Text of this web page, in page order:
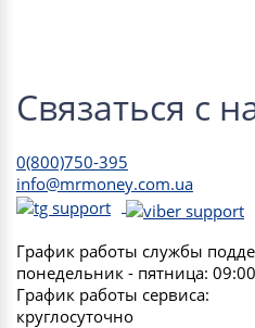
Связаться с
0(800)750-395
info@mrmoney.com.ua
График работы службы
понедельник - пятница:
График работы сервиса:
круглосуточно